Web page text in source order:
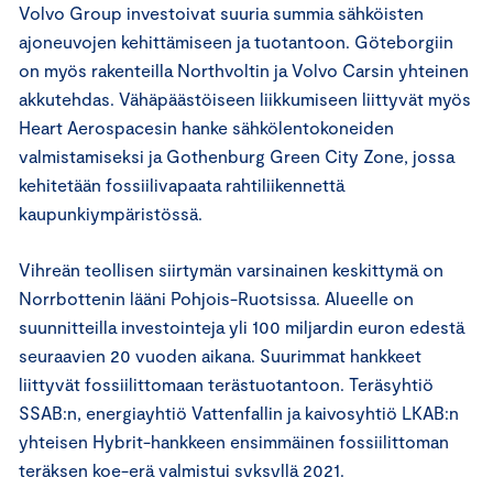
Volvo Group investoivat suuria summia sähköisten
ajoneuvojen kehittämiseen ja tuotantoon. Göteborgiin
on myös rakenteilla Northvoltin ja Volvo Carsin yhteinen
akkutehdas. Vähäpäästöiseen liikkumiseen liittyvät myös
Heart Aerospacesin hanke sähkölentokoneiden
valmistamiseksi ja Gothenburg Green City Zone, jossa
kehitetään fossiilivapaata rahtiliikennettä
kaupunkiympäristössä.
Vihreän teollisen siirtymän varsinainen keskittymä on
Norrbottenin lääni Pohjois-Ruotsissa. Alueelle on
suunnitteilla investointeja yli 100 miljardin euron edestä
seuraavien 20 vuoden aikana. Suurimmat hankkeet
liittyvät fossiilittomaan terästuotantoon. Teräsyhtiö
SSAB:n, energiayhtiö Vattenfallin ja kaivosyhtiö LKAB:n
yhteisen Hybrit-hankkeen ensimmäinen fossiilittoman
teräksen koe-erä valmistui syksyllä 2021.